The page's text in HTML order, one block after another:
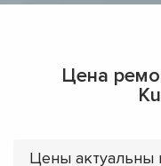
Цена
Цены актуальны